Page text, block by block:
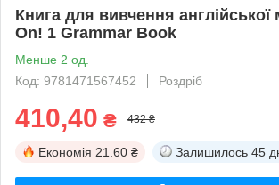
Книга для вивчення
On! 1 Grammar Book
Менше 2 од.
Код: 9781471567452
Роздріб
410,40 ₴ 432 ₴
Економія 21.60 ₴ Залишилось 45